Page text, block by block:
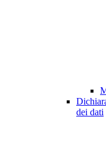
dei dati